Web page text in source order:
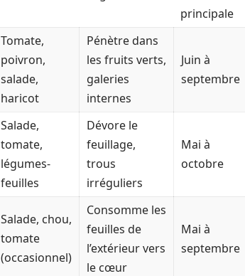
principale
Tomate,
poivron,
salade,
haricot
Pénètre dans
les fruits verts,
galeries
internes
Juin à
septembre
Salade,
tomate,
légumes-
feuilles
Dévore le
feuillage,
trous
irréguliers
Mai à
octobre
Salade, chou,
tomate
(occasionnel)
Consomme les
feuilles de
l’extérieur vers
le cœur
Mai à
septembre